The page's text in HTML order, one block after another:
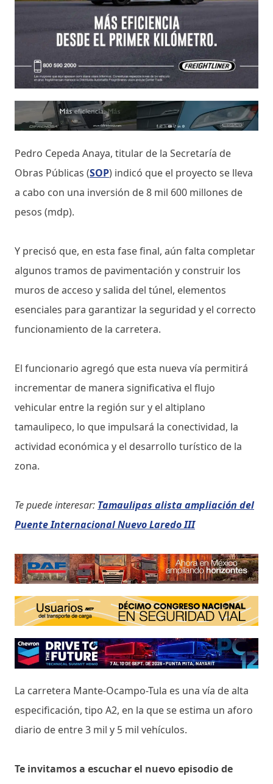
Pedro Cepeda Anaya, titular de la Secretaría de
Obras Públicas (SOP) indicó que el proyecto se lleva
a cabo con una inversión de 8 mil 600 millones de
pesos (mdp).
Y precisó que, en esta fase final, aún falta completar
algunos tramos de pavimentación y construir los
muros de acceso y salida del túnel, elementos
esenciales para garantizar la seguridad y el correcto
funcionamiento de la carretera.
El funcionario agregó que esta nueva vía permitirá
incrementar de manera significativa el flujo
vehicular entre la región sur y el altiplano
tamaulipeco, lo que impulsará la conectividad, la
actividad económica y el desarrollo turístico de la
zona.
Te puede interesar: Tamaulipas alista ampliación del
Puente Internacional Nuevo Laredo III
La carretera Mante-Ocampo-Tula es una vía de alta
especificación, tipo A2, en la que se estima un aforo
diario de entre 3 mil y 5 mil vehículos.
Te invitamos a escuchar el nuevo episodio de